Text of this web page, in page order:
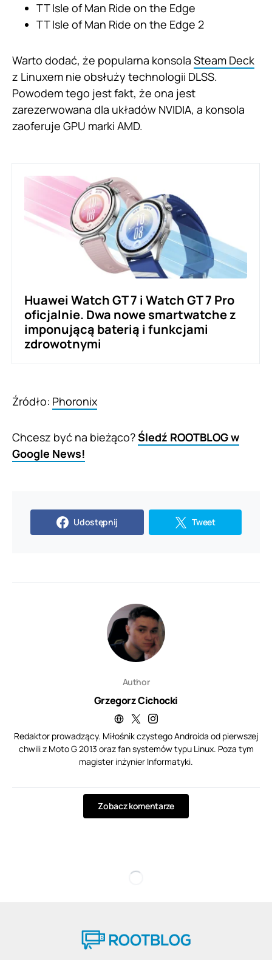
TT Isle of Man Ride on the Edge
TT Isle of Man Ride on the Edge 2
Warto dodać, że popularna konsola Steam Deck
z Linuxem nie obsłuży technologii DLSS.
Powodem tego jest fakt, że ona jest
zarezerwowana dla układów NVIDIA, a konsola
zaoferuje GPU marki AMD.
Huawei Watch GT 7 i Watch GT 7 Pro
oficjalnie. Dwa nowe smartwatche z
imponującą baterią i funkcjami
zdrowotnymi
Źródło: Phoronix
Chcesz być na bieżąco?Śledź ROOTBLOG w
Google News!
Udostępnij Tweet
Author
Grzegorz Cichocki
Redaktor prowadzący. Miłośnik czystego Androida od pierwszej
chwili z Moto G 2013 oraz fan systemów typu Linux. Poza tym
magister inżynier Informatyki.
Zobacz komentarze